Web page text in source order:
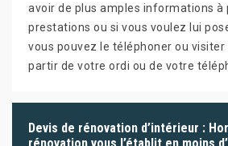
avoir de plus amples informations à
prestations ou si vous voulez lui
vous pouvez le téléphoner ou
partir de votre ordi ou de votre
Devis de rénovation d’intérieur :